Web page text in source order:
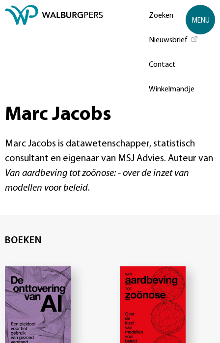
Zoeken
Nieuwsbrief
Contact
Winkelmandje
MENU
Marc Jacobs
Marc Jacobs is datawetenschapper, statistisch
consultant en eigenaar van MSJ Advies. Auteur van
Van aardbeving tot zoönose: - over de inzet van
modellen voor beleid.
BOEKEN